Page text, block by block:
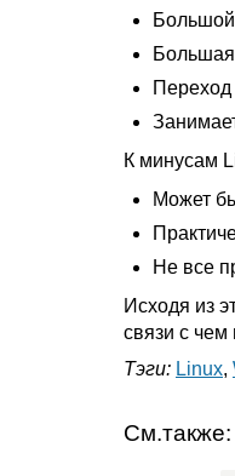
Большой
Большая
Переход
К минусам
Может
Не все
Исходя из
связи с чем
Тэги: Linux,
См.также: